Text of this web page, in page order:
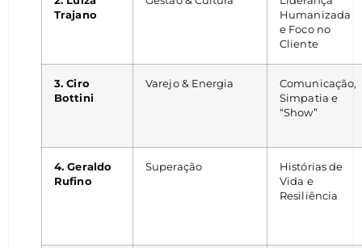
Trajano
Humanizada
e Foco no
Cliente
3. Ciro
Bottini
Varejo & Energia
Comunicação,
Simpatia e
“Show”
4. Geraldo
Rufino
Superação
Histórias de
Vida e
Resiliência